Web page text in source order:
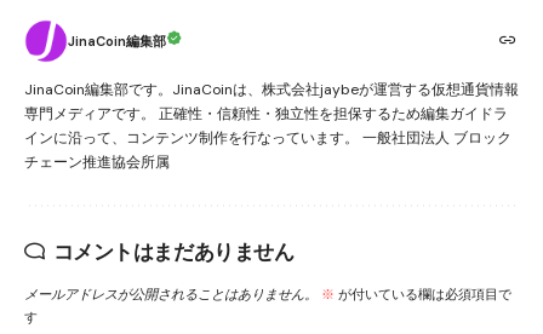
JinaCoin編集部
JinaCoin編集部です。JinaCoinは、株式会社jaybeが運営する仮想通貨情報
専門メディアです。 正確性・信頼性・独立性を担保するため編集ガイドラ
インに沿って、コンテンツ制作を行なっています。 一般社団法人 ブロック
チェーン推進協会所属
コメントはまだありません
メールアドレスが公開されることはありません。 ※ が付いている欄は必須項目で
す